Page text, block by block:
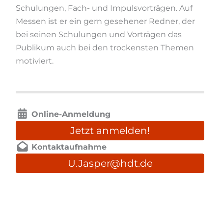
Schulungen, Fach- und Impulsvorträgen. Auf
Messen ist er ein gern gesehener Redner, der
bei seinen Schulungen und Vorträgen das
Publikum auch bei den trockensten Themen
motiviert.
Online-Anmeldung
Jetzt anmelden!
Kontaktaufnahme
U.Jasper@hdt.de